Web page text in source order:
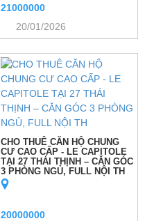
21000000
20/01/2026
CHO THUÊ CĂN HỘ CHUNG
CƯ CAO CẤP - LE CAPITOLE
TẠI 27 THÁI THỊNH – CĂN GÓC
3 PHÒNG NGỦ, FULL NỘI TH
20000000